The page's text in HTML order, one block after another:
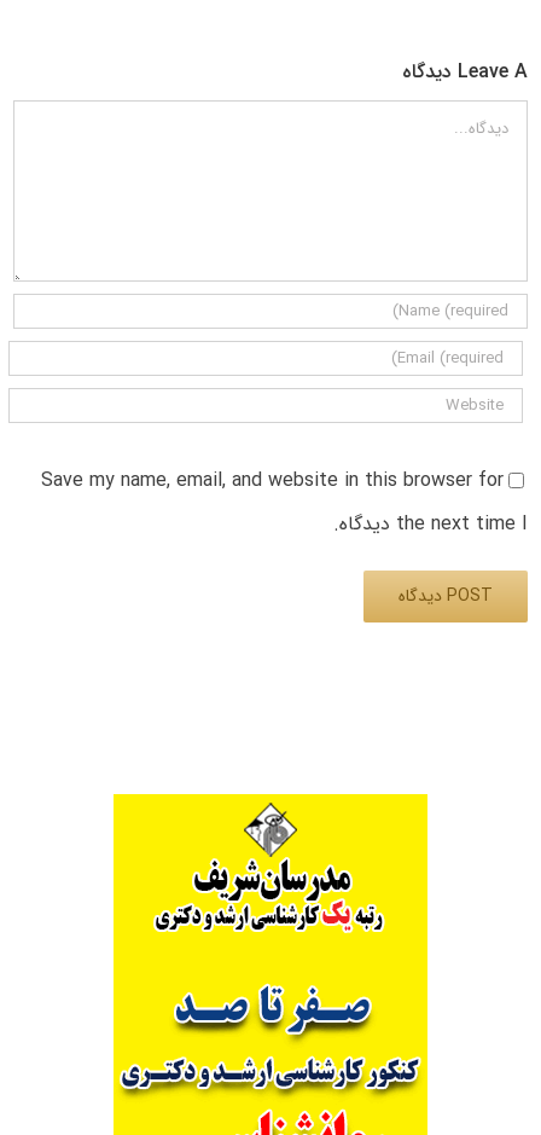
Leave A دیدگاه
دیدگاه
Save my name, email, and website in this browser for
the next time I دیدگاه.